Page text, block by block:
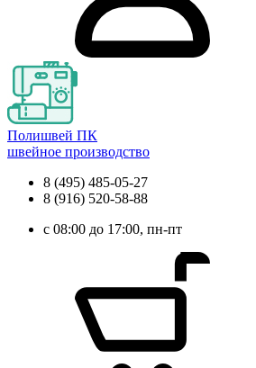
Полишвей ПК
швейное производство
8 (495) 485-05-27
8 (916) 520-58-88
с 08:00 до 17:00, пн-пт